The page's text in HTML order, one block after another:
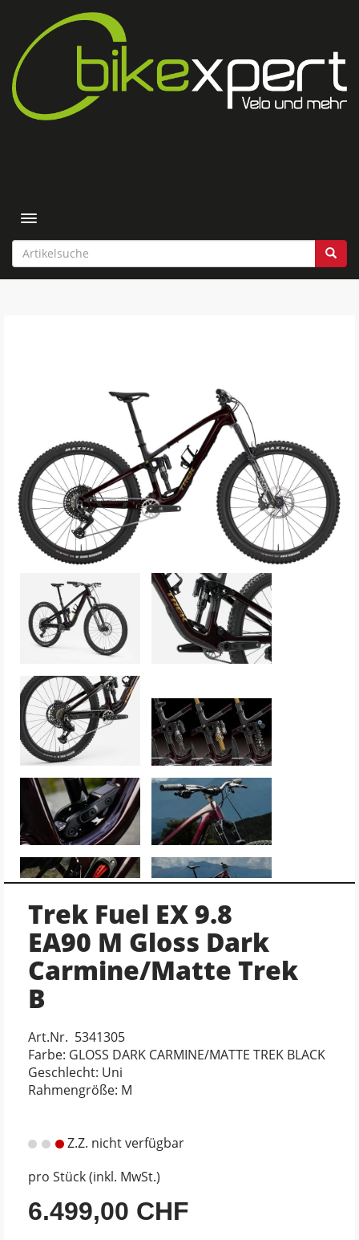
Toggle navigation
Trek Fuel EX 9.8
EA90 M Gloss Dark
Carmine/Matte Trek
B
Art.Nr. 5341305
Farbe: GLOSS DARK CARMINE/MATTE TREK BLACK
Geschlecht: Uni
Rahmengröße: M
Z.Z. nicht verfügbar
pro Stück (inkl. MwSt.)
6.499,00 CHF